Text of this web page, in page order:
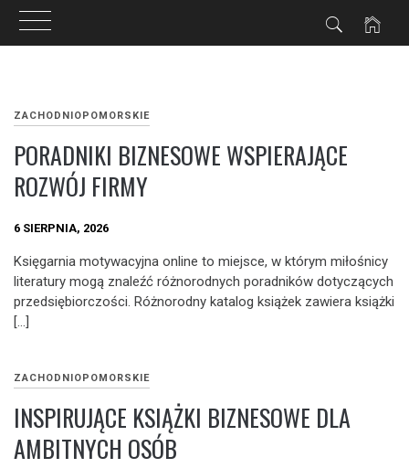
treści
ZACHODNIOPOMORSKIE
PORADNIKI BIZNESOWE WSPIERAJĄCE
ROZWÓJ FIRMY
6 SIERPNIA, 2026
Księgarnia motywacyjna online to miejsce, w którym miłośnicy
literatury mogą znaleźć różnorodnych poradników dotyczących
przedsiębiorczości. Różnorodny katalog książek zawiera książki
[…]
ZACHODNIOPOMORSKIE
INSPIRUJĄCE KSIĄŻKI BIZNESOWE DLA
AMBITNYCH OSÓB